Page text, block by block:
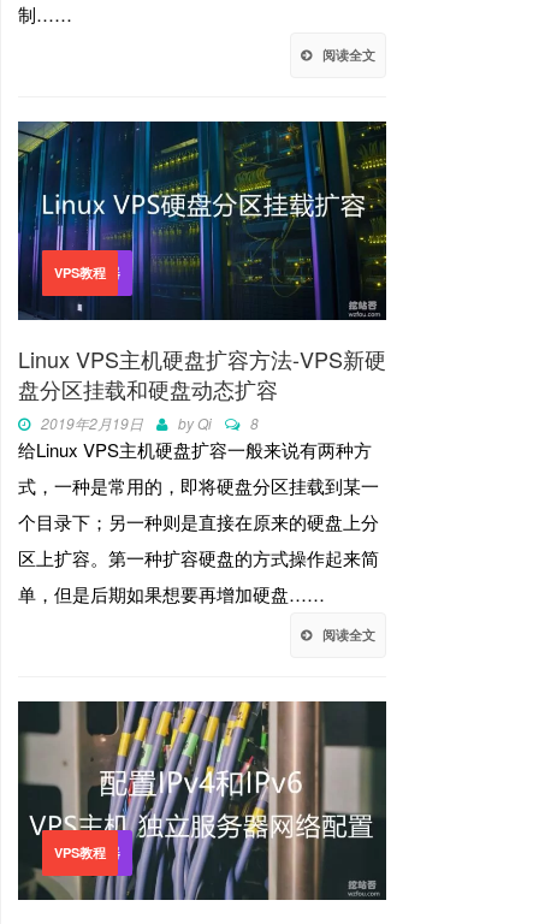
制……
阅读全文
VPS主机
独立服务器
VPS教程
Linux VPS主机硬盘扩容方法-VPS新硬
盘分区挂载和硬盘动态扩容
2019年2月19日 byQi 8
给Linux VPS主机硬盘扩容一般来说有两种方
式，一种是常用的，即将硬盘分区挂载到某一
个目录下；另一种则是直接在原来的硬盘上分
区上扩容。第一种扩容硬盘的方式操作起来简
单，但是后期如果想要再增加硬盘……
阅读全文
VPS主机
独立服务器
VPS教程